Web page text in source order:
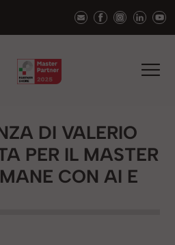
DI VALERIO
PER IL MASTER
CON AI E